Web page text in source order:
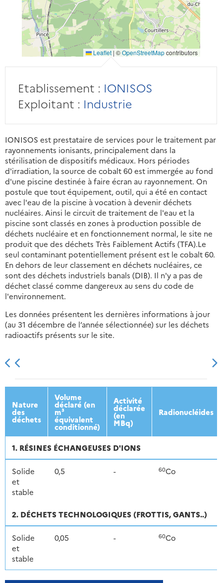
Leaflet | ©OpenStreetMapcontributors
Etablissement : IONISOS
Exploitant : Industrie
IONISOS est prestataire de services pour le traitement par
rayonnements ionisants, principalement dans la
stérilisation de dispositifs médicaux. Hors périodes
d'irradiation, la source de cobalt 60 est immergée au fond
d'une piscine destinée à faire écran au rayonnement. On
postule que tout équipement, outil, qui a été en contact
avec l'eau de la piscine à vocation à devenir déchets
nucléaires. Ainsi le circuit de traitement de l'eau et la
piscine sont classés en zones à production possible de
déchets nucléaire et en fonctionnement normal, le site ne
produit que des déchets Très Faiblement Actifs (TFA).Le
seul contaminant potentiellement présent est le cobalt 60.
En dehors de leur classement en déchets nucléaires, ce
sont des déchets industriels banals (DIB). Il n'y a pas de
déchet classé comme dangereux au sens du code de
l'environnement.
Les données présentent les dernières informations à jour
(au 31 décembre de l’année sélectionnée) sur les déchets
radioactifs présents sur le site.
2013 2014 2015 2016
Nature
des
déchets
Volume
déclaré (en
m³
équivalent
conditionné)
Activité
déclarée
(en
MBq)
Radionucléides
1. RÉSINES ÉCHANGEUSES D'IONS
Solide
et
stable
0,5 - 60Co
2. DÉCHETS TECHNOLOGIQUES (FROTTIS, GANTS..)
Solide
et
stable
0,05 - 60Co